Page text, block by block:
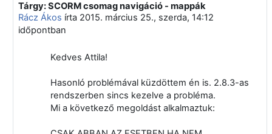
Válasz erre: Törölt felhasználó
Tárgy: SCORM csomag navigáció - mappák
Rácz Ákos írta 2015. március 25., szerda, 14:12
időpontban
Kedves Attila!
Hasonló problémával küzdöttem én is. 2.8.3-as
rendszerben sincs kezelve a probléma.
Mi a következő megoldást alkalmaztuk: